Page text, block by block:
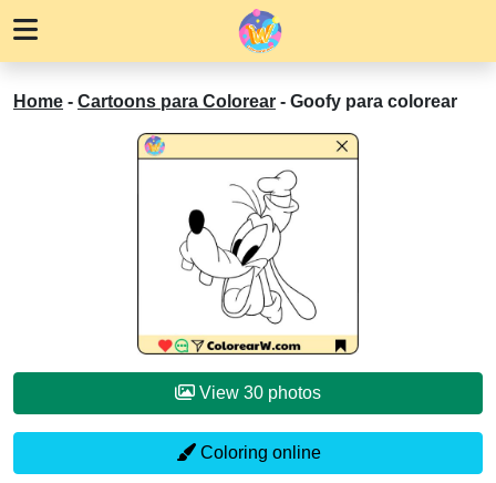
Home - Cartoons para Colorear - Goofy para colorear
View 30 photos
Coloring online